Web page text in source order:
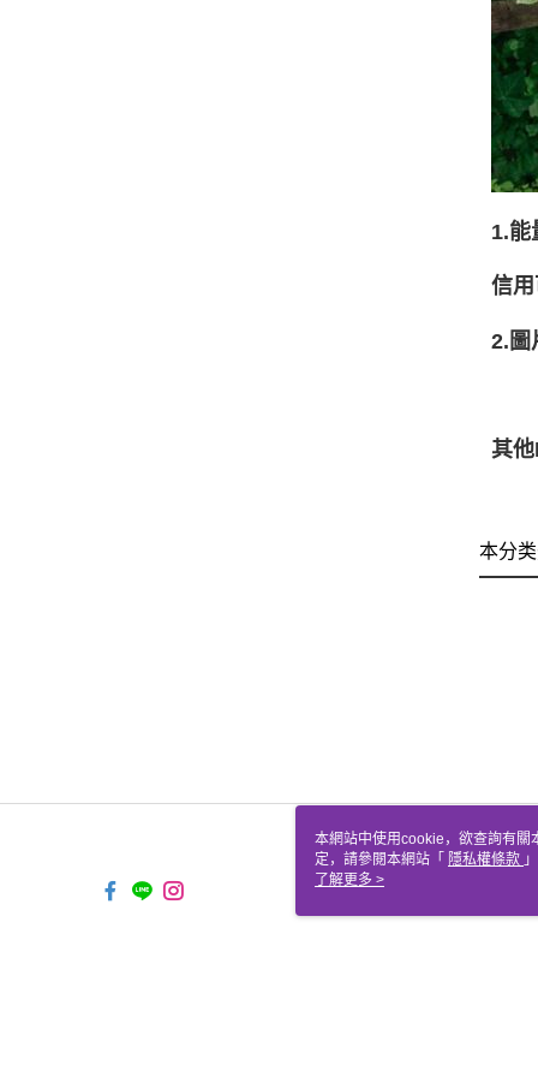
1.能
信
2.圖
其
本分
本網站中使用cookie，欲查詢有
定，請參閱本網站「 隱私權條款
cookie。
了解更多 >